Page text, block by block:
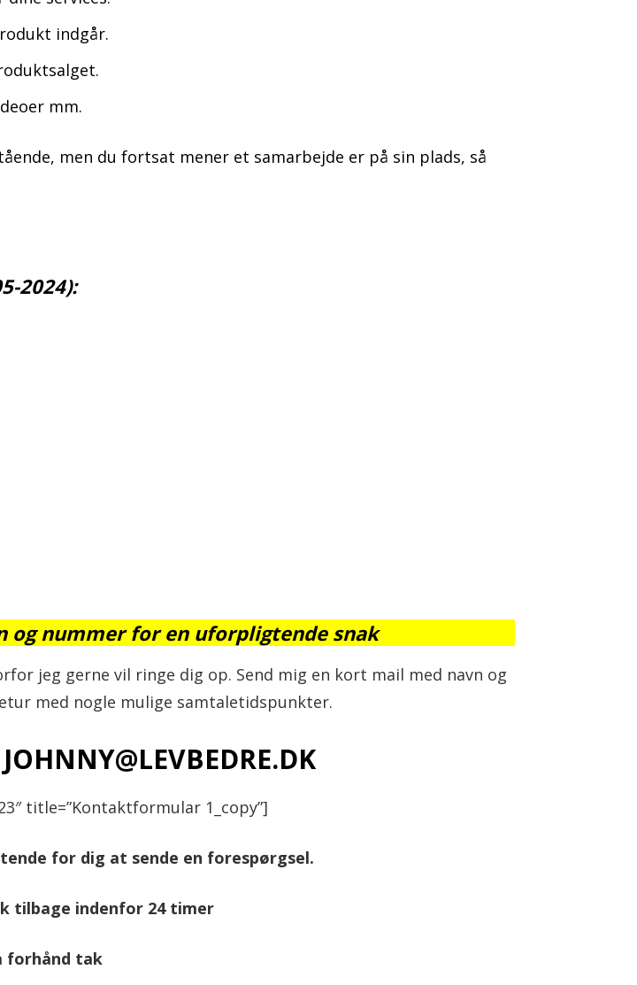
indgår.
mm.
men du fortsat mener et samarbejde er på sin plads, så
2024):
og nummer for en uforpligtende snak
jeg gerne vil ringe dig op. Send mig en kort mail med navn og
med nogle mulige samtaletidspunkter.
title=”Kontaktformular 1_copy”]
for dig at sende en forespørgsel.
tilbage indenfor 24 timer
forhånd tak